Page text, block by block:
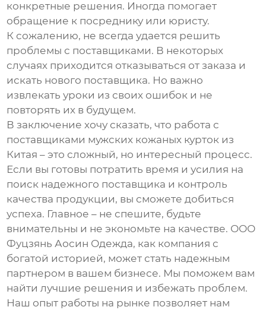
конкретные решения. Иногда помогает
обращение к посреднику или юристу.
К сожалению, не всегда удается решить
проблемы с поставщиками. В некоторых
случаях приходится отказываться от заказа и
искать нового поставщика. Но важно
извлекать уроки из своих ошибок и не
повторять их в будущем.
В заключение хочу сказать, что работа с
поставщиками мужских кожаных курток из
Китая – это сложный, но интересный процесс.
Если вы готовы потратить время и усилия на
поиск надежного поставщика и контроль
качества продукции, вы сможете добиться
успеха. Главное – не спешите, будьте
внимательны и не экономьте на качестве. ООО
Фуцзянь Аосин Одежда, как компания с
богатой историей, может стать надежным
партнером в вашем бизнесе. Мы поможем вам
найти лучшие решения и избежать проблем.
Наш опыт работы на рынке позволяет нам